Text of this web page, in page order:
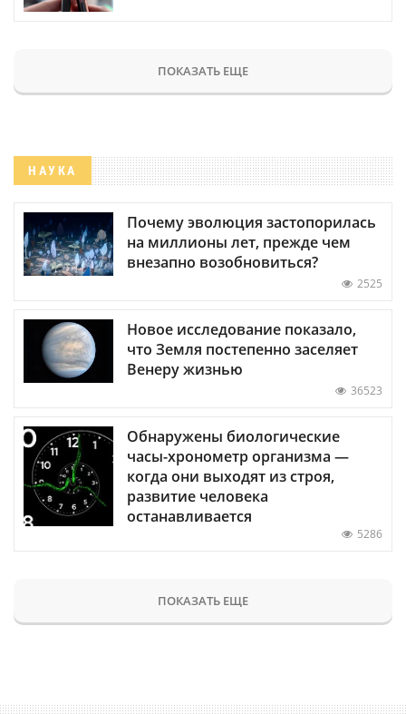
ПОКАЗАТЬ ЕЩЕ
НАУКА
Почему эволюция застопорилась
на миллионы лет, прежде чем
внезапно возобновиться?
2525
Новое исследование показало,
что Земля постепенно заселяет
Венеру жизнью
36523
Обнаружены биологические
часы-хронометр организма —
когда они выходят из строя,
развитие человека
останавливается
5286
ПОКАЗАТЬ ЕЩЕ